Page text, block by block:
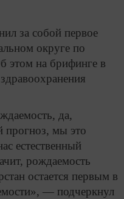
за собой первое
округе по
этом на брифинге в
да,
прогноз, мы это
естественный
рождаемость
остается первым в
— подчеркнул